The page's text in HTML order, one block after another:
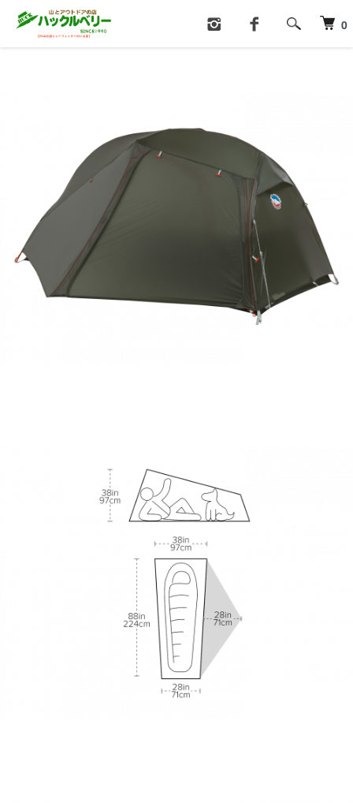
0
ホーム テント・タープ 山岳・ツーリング用テント